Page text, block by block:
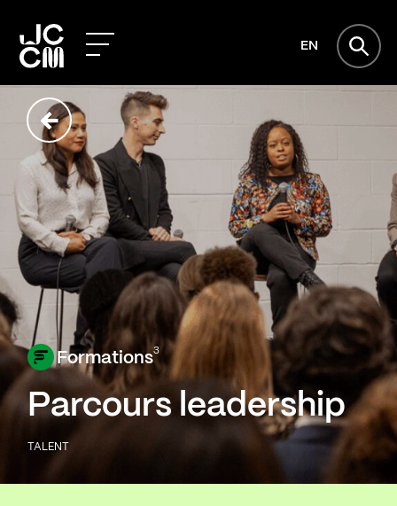
EN
Formations3
Parcours leadership
TALENT